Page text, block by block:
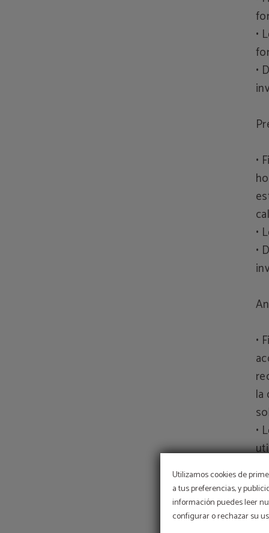
Utilizamos cookies de
a tus preferencias, y
información puedes leer
configurar o rechazar su
•
•
•
•
•
•
la
•
•